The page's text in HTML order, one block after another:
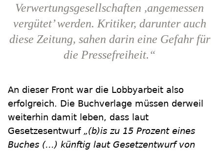
Verwertungsgesellschaften ,angemessen
vergütet’ werden. Kritiker, darunter auch
diese Zeitung, sahen darin eine Gefahr für
die Pressefreiheit.“
An dieser Front war die Lobbyarbeit also
erfolgreich. Die Buchverlage müssen derweil
weiterhin damit leben, dass laut
Gesetzesentwurf „(b)is zu 15 Prozent eines
Buches (…) künftig laut Gesetzentwurf von